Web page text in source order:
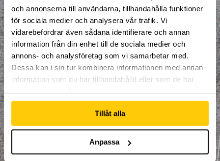
och annonserna till användarna, tillhandahålla funktioner
för sociala medier och analysera vår trafik. Vi
vidarebefordrar även sådana identifierare och annan
information från din enhet till de sociala medier och
annons- och analysföretag som vi samarbetar med.
Dessa kan i sin tur kombinera informationen med annan
information som du har tillhandahållit eller som de har
Tillåt alla
Anpassa
Multisport
Mässa
NPF-Träning
Parkour
Påsk på Dome
Påsklovsläger 0
Skateboard 0